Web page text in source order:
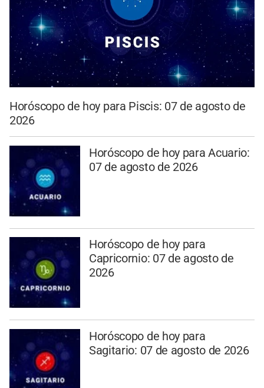
Horóscopo de hoy para Piscis: 07 de agosto de
2026
Horóscopo de hoy para Acuario:
07 de agosto de 2026
Horóscopo de hoy para
Capricornio: 07 de agosto de
2026
Horóscopo de hoy para
Sagitario: 07 de agosto de 2026